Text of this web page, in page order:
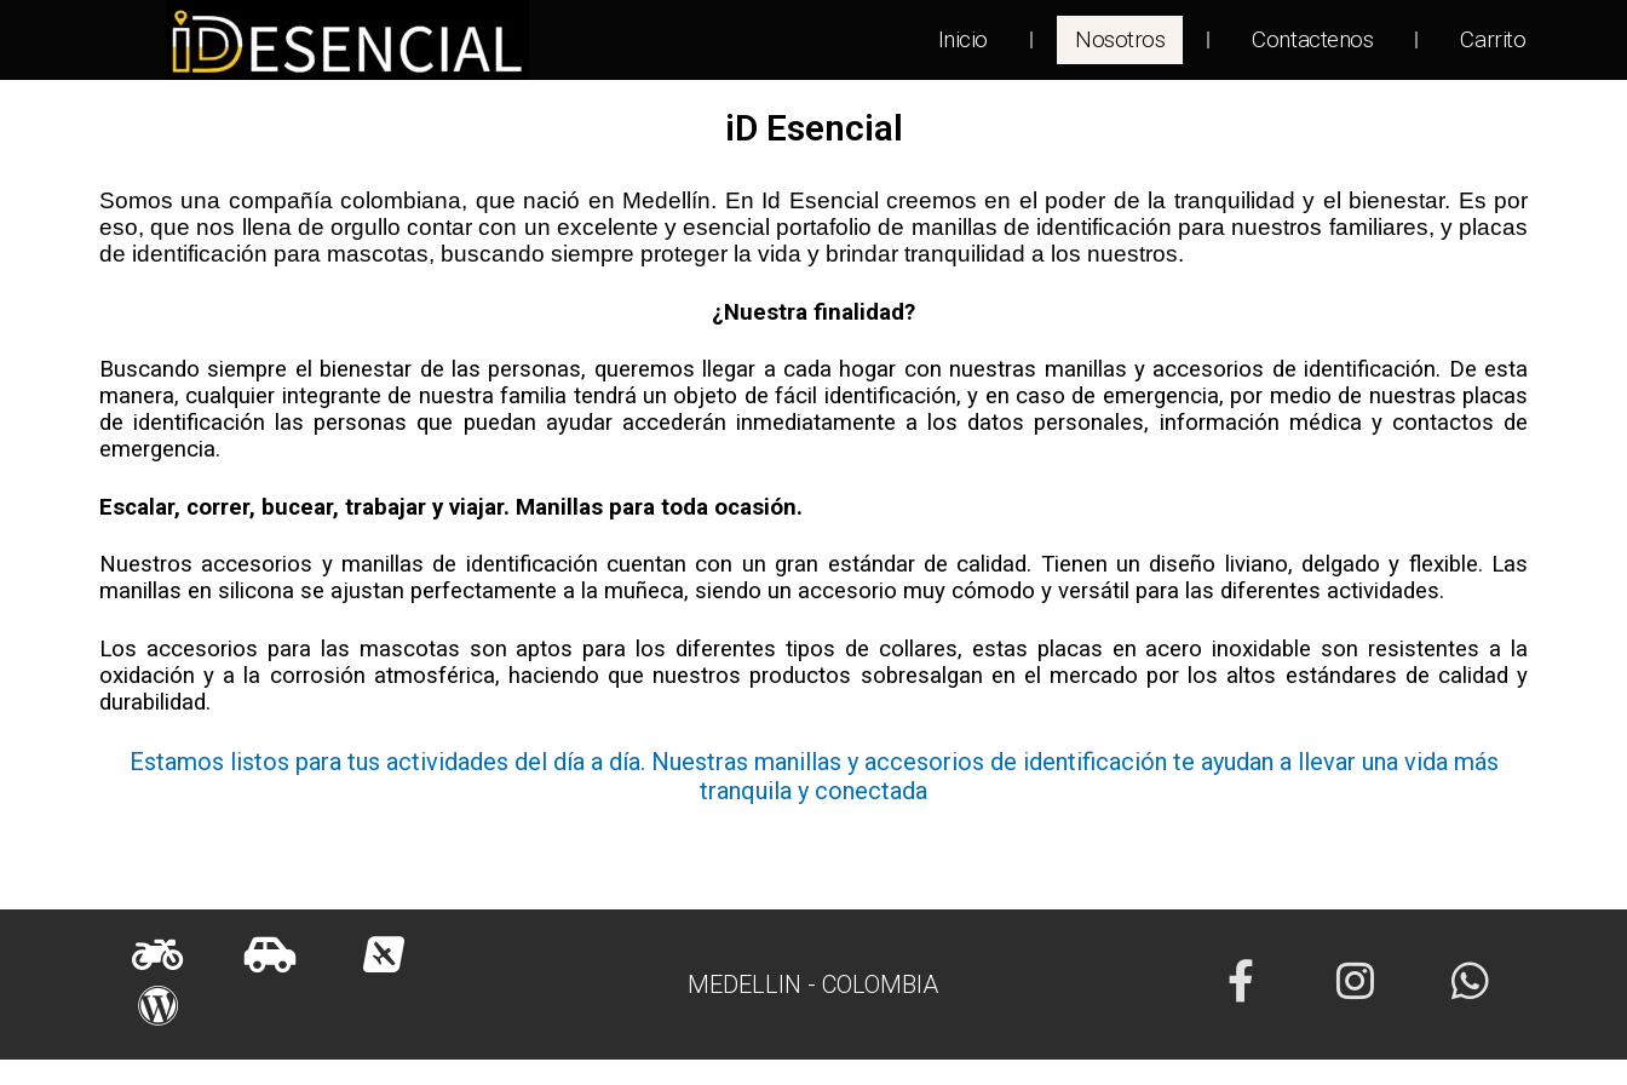
Inicio Nosotros Contactenos Carrito
iD Esencial
Somos una compañía colombiana, que nació en Medellín. En Id Esencial creemos en el poder de la tranquilidad y el bienestar. Es por
eso, que nos llena de orgullo contar con un excelente y esencial portafolio de manillas de identificación para nuestros familiares, y placas
de identificación para mascotas, buscando siempre proteger la vida y brindar tranquilidad a los nuestros.
¿Nuestra finalidad?
Buscando siempre el bienestar de las personas, queremos llegar a cada hogar con nuestras manillas y accesorios de identificación. De esta
manera, cualquier integrante de nuestra familia tendrá un objeto de fácil identificación, y en caso de emergencia, por medio de nuestras placas
de identificación las personas que puedan ayudar accederán inmediatamente a los datos personales, información médica y contactos de
emergencia.
Escalar, correr, bucear, trabajar y viajar. Manillas para toda ocasión.
Nuestros accesorios y manillas de identificación cuentan con un gran estándar de calidad. Tienen un diseño liviano, delgado y flexible. Las
manillas en silicona se ajustan perfectamente a la muñeca, siendo un accesorio muy cómodo y versátil para las diferentes actividades.
Los accesorios para las mascotas son aptos para los diferentes tipos de collares, estas placas en acero inoxidable son resistentes a la
oxidación y a la corrosión atmosférica, haciendo que nuestros productos sobresalgan en el mercado por los altos estándares de calidad y
durabilidad.
Estamos listos para tus actividades del día a día. Nuestras manillas y accesorios de identificación te ayudan a llevar una vida más
tranquila y conectada
MEDELLIN - COLOMBIA